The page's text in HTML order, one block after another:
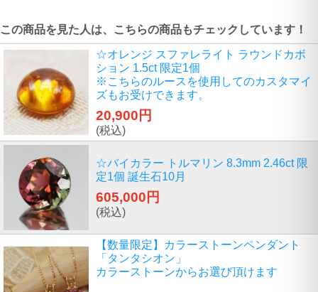
この商品を見た人は、こちらの商品もチェックしています！
☆オレンジ スファレライト ラウンドカボ
ション 1.5ct 限定1個
※こちらのルースを使用してのカスタマイ
ズもお受けできます。
20,900円
(税込)
☆バイカラー トルマリン 8.3mm 2.46ct 限
定1個 誕生石10月
605,000円
(税込)
【数量限定】カラーストーンペンダント
「タンタシオン」
カラーストーンからお選び頂けます